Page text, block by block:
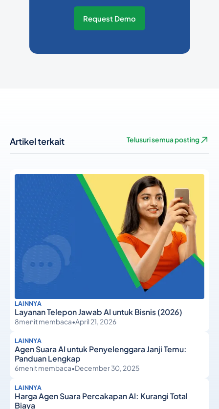
Request Demo
Artikel terkait Telusuri semua posting
LAINNYA
Layanan Telepon Jawab AI untuk Bisnis (2026)
8menit membaca•April 21, 2026
LAINNYA
Agen Suara AI untuk Penyelenggara Janji Temu:
Panduan Lengkap
6menit membaca•December 30, 2025
LAINNYA
Harga Agen Suara Percakapan AI: Kurangi Total
Biaya